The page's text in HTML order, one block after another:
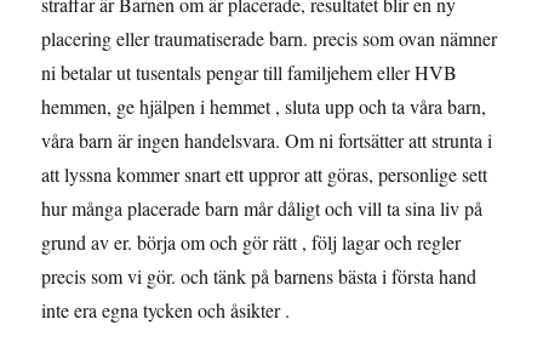
placering eller traumatiserade barn. precis som ovan nämner
ni betalar ut tusentals pengar till familjehem eller HVB
hemmen, ge hjälpen i hemmet , sluta upp och ta våra barn,
våra barn är ingen handelsvara. Om ni fortsätter att strunta i
att lyssna kommer snart ett uppror att göras, personlige sett
hur många placerade barn mår dåligt och vill ta sina liv på
grund av er. börja om och gör rätt , följ lagar och regler
precis som vi gör. och tänk på barnens bästa i första hand
inte era egna tycken och åsikter .